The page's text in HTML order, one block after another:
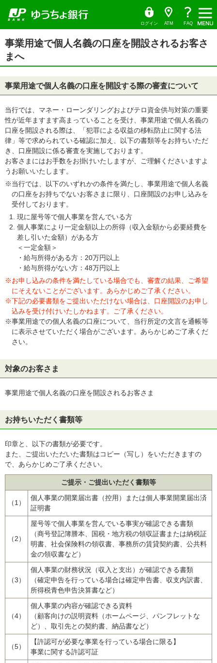
先
頭
で
ニ
ュ
ー
ニ
ュ
ー
先
頭
で
ログイン ATM FAQ
イ
ド
メ
ニ
ュ
ー
の
先
頭
す
本
文
の
先
頭
す
事業用途で個人名義の口座を開設されるお客さ
まへ
事業用途で個人名義の口座を開設する際の審査について
当行では、マネー・ローンダリングおよびテロ資金供与対策の重要
性が近年ますます高まっていることを受け、事業用途で個人名義の
口座を開設される際は、「犯罪による収益の移転防止に関する法
律」等で求められている確認に加え、以下の書類等をお持ちいただ
き、口座開設に係る審査を実施しております。
お客さまにはお手数をお掛けいたしますが、ご理解くださいますよ
うお願いいたします。
※当行では、以下のいずれかの条件を満たし、事業用途で個人名義
の口座をお持ちでないお客さまに限り、口座開設のお申し込みを
受付しております。
現に屋号等で個人事業を営んでいる方
個人事業により一定金額以上の所得（収入金額から必要経費を
差し引いた金額）がある方
＜一定金額＞
・給与所得がある方：20万円以上
・給与所得がない方：48万円以上
※お申し込みの条件を満たしている場合でも、審査の結果、ご希望
にそえないことがございます。あらかじめご了承ください。
※下記の必要書類をご提出いただけない場合は、口座開設のお申し
込みを受け付けいたしかねます。ご了承ください。
※事業用途での個人名義の口座について、当行所定の文言を通帳等
に表示させていただく場合がございます。あらかじめご了承くだ
さい。
対象のお客さま
事業用途で個人名義の口座を開設されるお客さま
お持ちいただく書類等
印章と、以下の書類が必要です。
また、ご提出いただいた書類はコピー（写し）をいただきますの
で、あらかじめご了承ください。
ご提示・ご提出いただく書類等
（1）
個人事業の開業届出書（控用）または個人事業開業届出済
証明書
（2）
屋号等で個人事業を営んでいる事実が確認できる書類
（商号登記簿謄本、国税・地方税の領収証書または納税証
明書、社会保険料の領収書、事務所の賃貸契約書、公共料
金の領収書など）
（3）
個人事業の財務状況（収入と支出）が確認できる書類
（確定申告を行っている場合は確定申告書、収支内訳書、
所得税青色申告決算書など）
（4）
個人事業の内容が確認できる資料
（顧客向けの説明資料（ホームページ、パンフレットな
ど）、取引先との契約書、納品書など）
（5）
【許認可が必要な事業を行っている場合に限る】
事業に関する許認可証